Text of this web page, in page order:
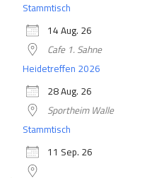
Stammtisch
14 Aug. 26
Cafe 1. Sahne
Heidetreffen 2026
28 Aug. 26
Sportheim Walle
Stammtisch
11 Sep. 26